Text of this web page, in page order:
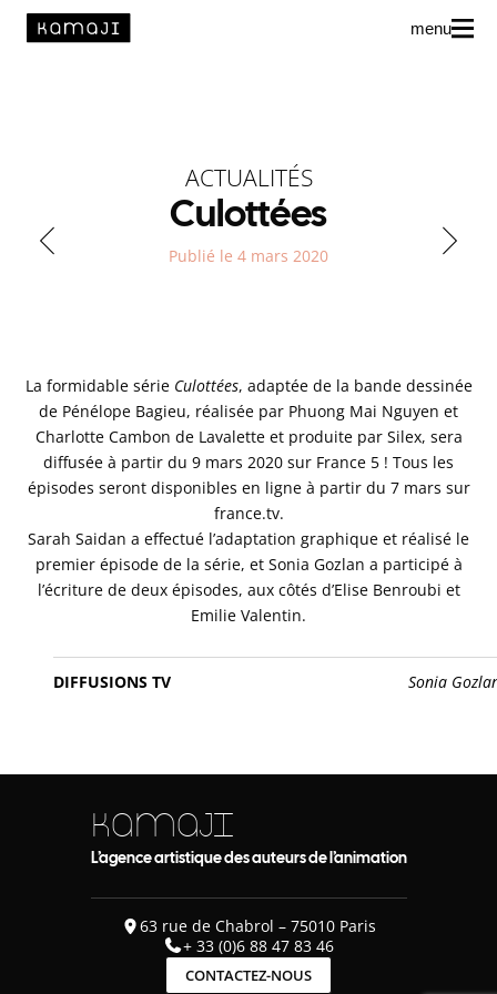
Auteur·rice·s
menu
ACTUALITÉS
Culottées
Publié le 4 mars 2020
La formidable série Culottées, adaptée de la bande dessinée
de Pénélope Bagieu, réalisée par Phuong Mai Nguyen et
Charlotte Cambon de Lavalette et produite par Silex, sera
diffusée à partir du 9 mars 2020 sur France 5 ! Tous les
épisodes seront disponibles en ligne à partir du 7 mars sur
france.tv.
Sarah Saidan a effectué l’adaptation graphique et réalisé le
premier épisode de la série, et Sonia Gozlan a participé à
l’écriture de deux épisodes, aux côtés d’Elise Benroubi et
Emilie Valentin.
DIFFUSIONS TV Sonia
KAMAJI
L’agence artistique des auteurs de l’animation
63 rue de Chabrol – 75010 Paris
+ 33 (0)6 88 47 83 46
CONTACTEZ-NOUS